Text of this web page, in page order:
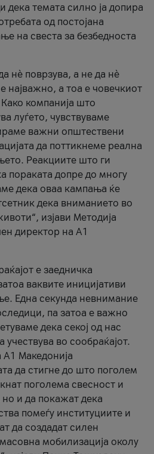
дека темата силно ја допира
од постојана
на свеста за безбедноста
нè поврзува, а не да нè
најважно, а тоа е човечкиот
компанија што
луѓето, чувствуваме
важни општествени
да поттикнеме реална
Реакциите што ги
пораката допре до многу
дека оваа кампања ќе
дека вниманието во
изјави Методија
директор на А1
е заедничка
ваквите иницијативи
Една секунда невнимание
па затоа е важно
дека секој од нас
учествува во сообраќајот.
Македонија
да стигне до што поголем
поголема свесност и
и да покажат дека
помеѓу институциите и
да создадат силен
мобилизација околу